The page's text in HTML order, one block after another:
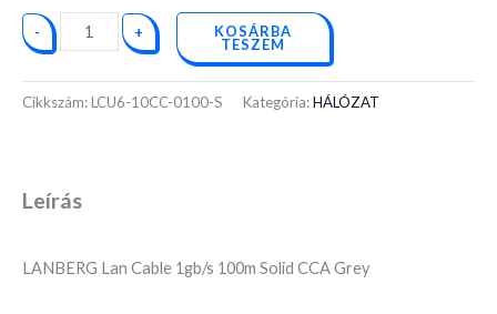
- + KOSÁRBA
TESZEM
Cikkszám:LCU6-10CC-0100-S Kategória:HÁLÓZAT
Leírás
LANBERG Lan Cable 1gb/s 100m Solid CCA Grey